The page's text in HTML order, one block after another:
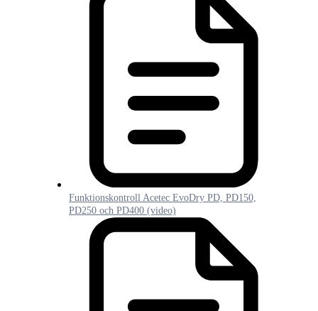
Funktionskontroll Acetec EvoDry PD, PD150,
PD250 och PD400 (video)